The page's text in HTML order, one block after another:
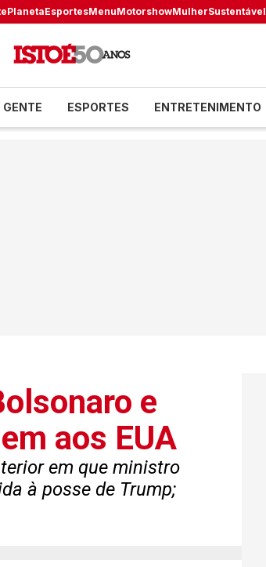
PlanetaEsportesMenuMotorshowMulherSustentável
GENTE ESPORTES ENTRETENIMENTO
e
aos EUA
em que ministro
à posse de Trump;